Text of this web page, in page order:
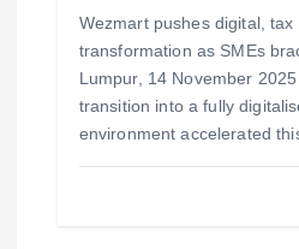
Wezmart pushes digital, tax
transformation as SMEs
Lumpur, 14 November
transition into a fully
environment accelerated